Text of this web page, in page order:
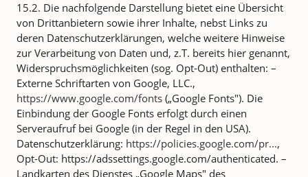
15.2. Die nachfolgende Darstellung bietet eine Übersicht
von Drittanbietern sowie ihrer Inhalte, nebst Links zu
deren Datenschutzerklärungen, welche weitere Hinweise
zur Verarbeitung von Daten und, z.T. bereits hier genannt,
Widerspruchsmöglichkeiten (sog. Opt-Out) enthalten: –
Externe Schriftarten von Google, LLC.,
https://www.google.com/fonts („Google Fonts"). Die
Einbindung der Google Fonts erfolgt durch einen
Serveraufruf bei Google (in der Regel in den USA).
Datenschutzerklärung: https://policies.google.com/pr...,
Opt-Out: https://adssettings.google.com/authenticated. –
Landkarten des Dienstes „Google Maps" des